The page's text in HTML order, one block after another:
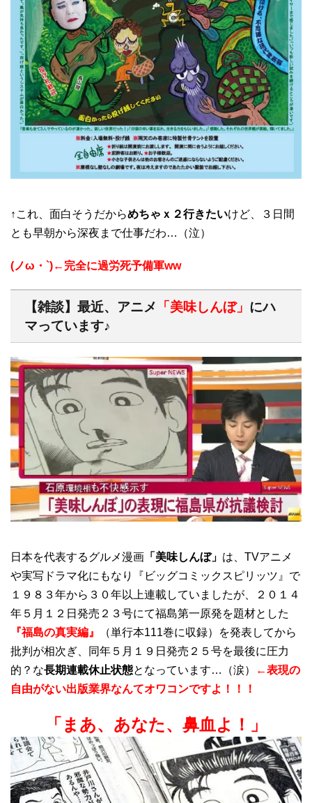
↑これ、面白そうだからめちゃｘ２行きたいけど、３日間
とも早朝から深夜まで仕事だわ…（泣）
(ノω・`)←完全に過労死予備軍ww
【雑談】最近、アニメ 「美味しんぼ」 にハ
マっています♪
日本を代表するグルメ漫画 「美味しんぼ」 は、TVアニメ
や実写ドラマ化にもなり『ビッグコミックスピリッツ』で
１９８３年から３０年以上連載していましたが、２０１４
年５月１２日発売２３号にて福島第一原発を題材とした
『福島の真実編』
（単行本111巻に収録）を発表してから
批判が相次ぎ、同年５月１９日発売２５号を最後に圧力
的？な長期連載休止状態となっています…（涙） ←表現の
自由がない出版業界なんてオワコンですよ！！！
「まあ、あなた、鼻血よ！」